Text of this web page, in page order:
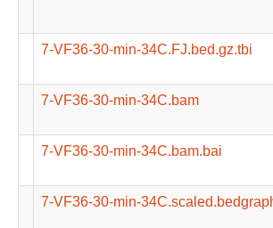
7-VF36-30-min-34C.FJ.bed.gz.tbi
7-VF36-30-min-34C.bam
7-VF36-30-min-34C.bam.bai
7-VF36-30-min-